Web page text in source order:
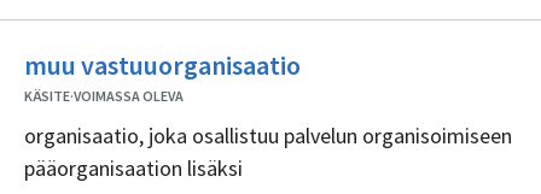
muu vastuuorganisaatio
KÄSITE·VOIMASSA OLEVA
organisaatio, joka osallistuu palvelun organisoimiseen
pääorganisaation lisäksi